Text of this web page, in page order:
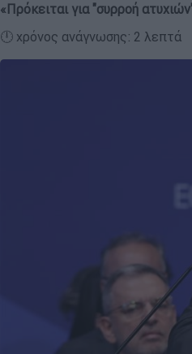
«Πρόκειται για "συρροή
🕛 χρόνος ανάγνωσης: 2